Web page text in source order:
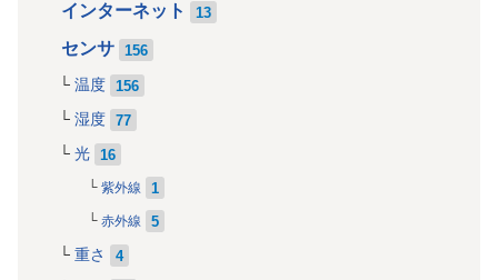
インターネット 13
センサ 156
温度 156
湿度 77
光 16
紫外線 1
赤外線 5
重さ 4